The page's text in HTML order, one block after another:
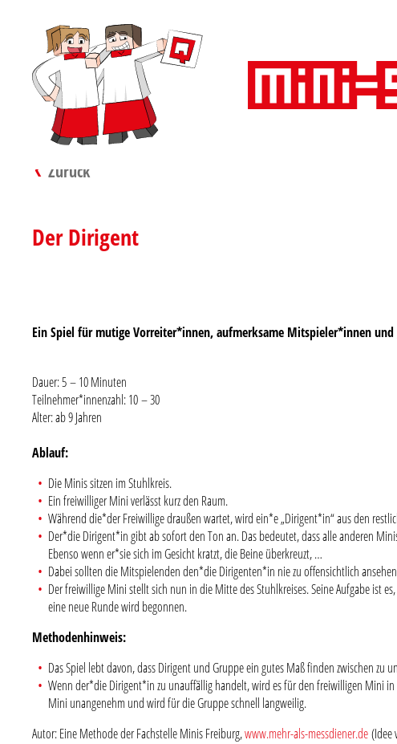
Zurück
Der Dirigent
Ein Spiel für mutige Vorreiter*innen, aufmerksame Mitspieler*innen
Dauer: 5 – 10 Minuten
Teilnehmer*innenzahl: 10 – 30
Alter: ab 9 Jahren
Ablauf:
Die Minis sitzen im Stuhlkreis.
Ein freiwilliger Mini verlässt kurz den Raum.
Während die*der Freiwillige draußen wartet, wird ein*e „Dirigent*in“ aus den
Der*die Dirigent*in gibt ab sofort den Ton an. Das bedeutet, dass alle anderen
Ebenso wenn er*sie sich im Gesicht kratzt, die Beine überkreuzt, …
Dabei sollten die Mitspielenden den*die Dirigenten*in nie zu offensichtlich
Der freiwillige Mini stellt sich nun in die Mitte des Stuhlkreises. Seine Aufgabe ist
eine neue Runde wird begonnen.
Methodenhinweis:
Das Spiel lebt davon, dass Dirigent und Gruppe ein gutes Maß finden zwischen
Wenn der*die Dirigent*in zu unauffällig handelt, wird es für den freiwilligen Mini
Mini unangenehm und wird für die Gruppe schnell langweilig.
Autor: Eine Methode der Fachstelle Minis Freiburg,www.mehr-als-messdiener.de(Idee